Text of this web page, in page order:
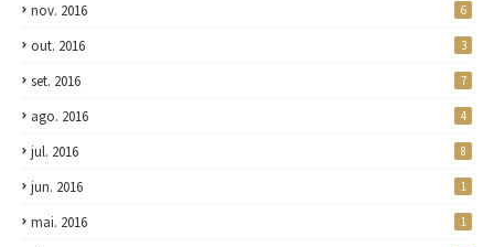
nov. 2016 6
out. 2016 3
set. 2016 7
ago. 2016 4
jul. 2016 8
jun. 2016 1
mai. 2016 1